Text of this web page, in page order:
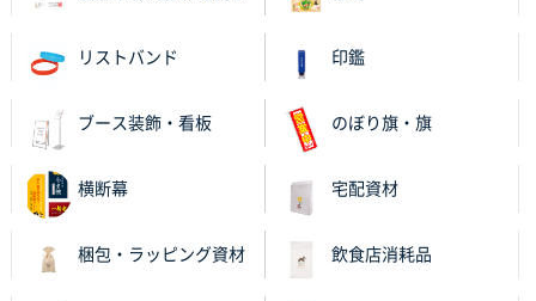
他部署のスタッフからの指示
兵庫県S社様
A4箔押し名入れクリアファイル
以前発注しているので、データが残っている点が良か
リストバンド 印鑑
ブース装飾・看板 のぼり旗・旗
横断幕 宅配資材
梱包・ラッピング資材 飲食店消耗品